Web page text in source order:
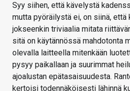
Syy siihen, että kävelystä
mutta pyöräilystä ei, on siinä, että
jokseenkin triviaalia mitata
sitä on käytännössä mahdotonta
olevalla laitteella mitenkään
pysyy paikallaan ja suurimmat
ajoalustan epätasaisuudesta.
kertoisi todennäköisesti lähinnä